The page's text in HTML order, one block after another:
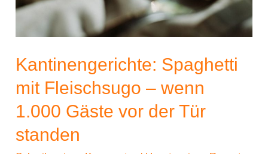
Kantinengerichte: Spaghetti
mit Fleischsugo – wenn
1.000 Gäste vor der Tür
standen